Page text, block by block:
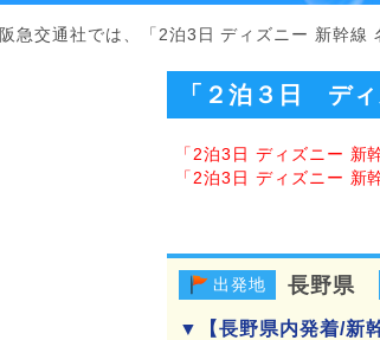
阪急交通社では、「2泊3日 ディズニー 新幹線
「２泊３日 デ
「2泊3日 ディズニー 新
「2泊3日 ディズニー 新
出発地 長野県
▼【長野県内発着/新